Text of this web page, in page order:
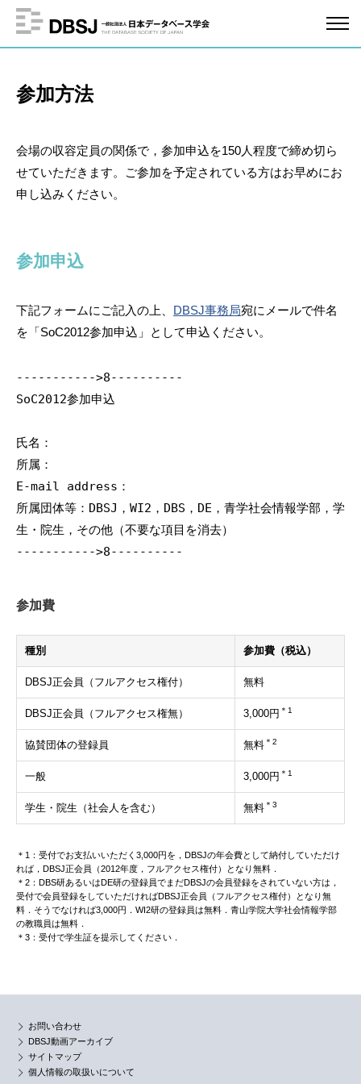
参加方法
会場の収容定員の関係で，参加申込を150人程度で締め切ら
せていただきます。ご参加を予定されている方はお早めにお
申し込みください。
参加申込
下記フォームにご記入の上、 DBSJ事務局宛にメールで件名
を「SoC2012参加申込」として申込ください。
----------->8----------
SoC2012参加申込
氏名：
所属：
E-mail address：
所属団体等：DBSJ，WI2，DBS，DE，青学社会情報学部，学
生・院生，その他（不要な項目を消去）
参加費
種別 参加費（税込）
DBSJ正会員（フルアクセス権付） 無料
DBSJ正会員（フルアクセス権無） 3,000円 ＊1
協賛団体の登録員 無料 ＊2
一般 3,000円 ＊1
学生・院生（社会人を含む） 無料 ＊3
＊1：受付でお支払いいただく3,000円を，DBSJの年会費として納付していただけ
れば，DBSJ正会員（2012年度，フルアクセス権付）となり無料．
＊2：DBS研あるいはDE研の登録員でまだDBSJの会員登録をされていない方は，
受付で会員登録をしていただければDBSJ正会員（フルアクセス権付）となり無
料．そうでなければ3,000円．WI2研の登録員は無料．青山学院大学社会情報学部
の教職員は無料．
＊3：受付で学生証を提示してください．
お問い合わせ
DBSJ動画アーカイブ
サイトマップ
個人情報の取扱いについて